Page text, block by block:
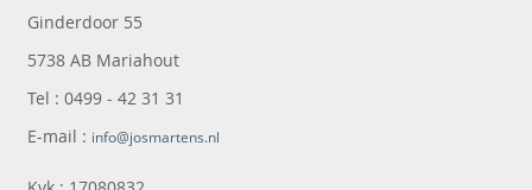
Ginderdoor 55
5738 AB Mariahout
Tel : 0499 - 42 31 31
E-mail : info@josmartens.nl